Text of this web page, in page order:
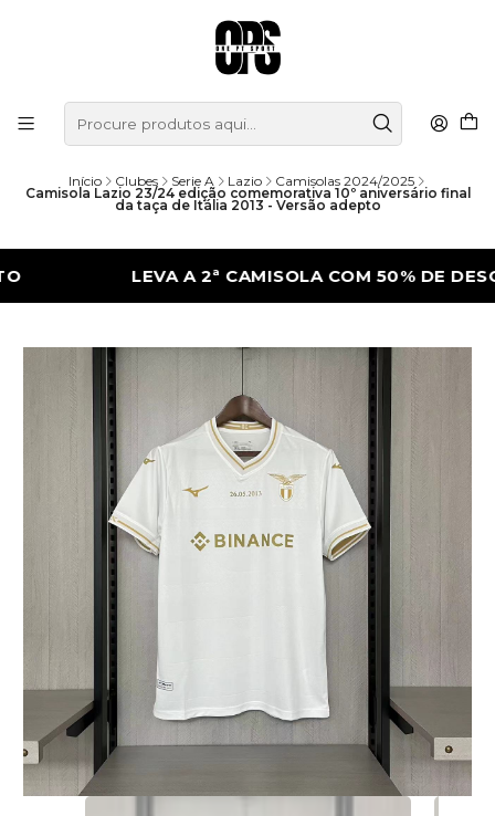
Início Clubes Serie A Lazio Camisolas 2024/2025
Camisola Lazio 23/24 edição comemorativa 10º aniversário final
da taça de Itália 2013 - Versão adepto
LEVA A 2ª CAMISOLA COM 50% DE DESCONTO